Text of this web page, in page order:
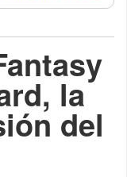
la
del